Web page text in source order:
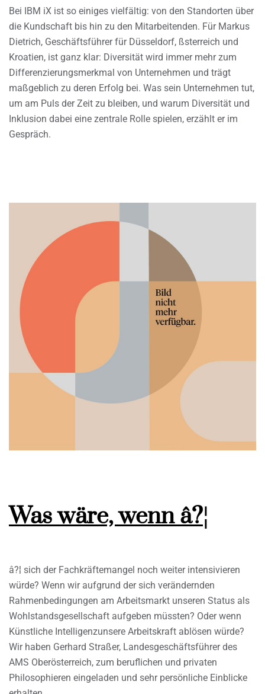
Bei IBM iX ist so einiges vielfältig: von den Standorten über
die Kundschaft bis hin zu den Mitarbeitenden. Für Markus
Dietrich, Geschäftsführer für Düsseldorf, ßsterreich und
Kroatien, ist ganz klar: Diversität wird immer mehr zum
Differenzierungsmerkmal von Unternehmen und trägt
maßgeblich zu deren Erfolg bei. Was sein Unternehmen tut,
um am Puls der Zeit zu bleiben, und warum Diversität und
Inklusion dabei eine zentrale Rolle spielen, erzählt er im
Gespräch.
Was wäre, wenn â?¦
â?¦ sich der Fachkräftemangel noch weiter intensivieren
würde? Wenn wir aufgrund der sich verändernden
Rahmenbedingungen am Arbeitsmarkt unseren Status als
Wohlstandsgesellschaft aufgeben müssten? Oder wenn
Künstliche Intelligenzunsere Arbeitskraft ablösen würde?
Wir haben Gerhard Straßer, Landesgeschäftsführer des
AMS Oberösterreich, zum beruflichen und privaten
Philosophieren eingeladen und sehr persönliche Einblicke